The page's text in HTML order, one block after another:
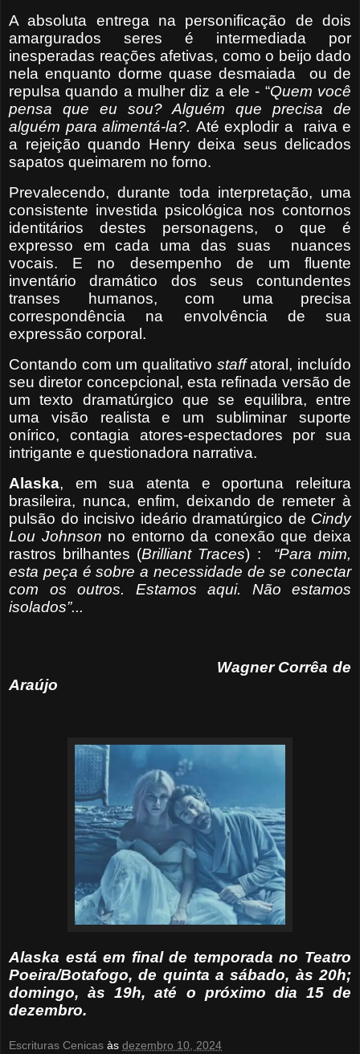
A absoluta entrega na personificação de dois
amargurados seres é intermediada por
inesperadas reações afetivas, como o beijo dado
nela enquanto dorme quase desmaiada
ou de
repulsa quando a mulher diz a ele - “Quem você
pensa que eu sou? Alguém que precisa de
alguém para alimentá-la?. Até explodir a
raiva e
a rejeição quando Henry deixa seus delicados
sapatos queimarem no forno.
Prevalecendo, durante toda interpretação, uma
consistente investida psicológica nos contornos
identitários destes personagens, o que é
expresso em cada uma das suas
nuances
vocais. E no desempenho de um fluente
inventário dramático dos seus contundentes
transes humanos, com uma precisa
correspondência na envolvência de sua
expressão corporal.
Contando com um qualitativo staffatoral, incluído
seu diretor concepcional, esta refinada versão de
um texto dramatúrgico que se equilibra, entre
uma visão realista e um subliminar suporte
onírico, contagia atores-espectadores por sua
intrigante e questionadora narrativa.
Alaska, em sua atenta e oportuna releitura
brasileira, nunca, enfim, deixando de remeter à
pulsão do incisivo ideário dramatúrgico de Cindy
Lou Johnson no entorno da conexão que deixa
rastros brilhantes (Brilliant Traces) :
“Para mim,
esta peça é sobre a necessidade de se conectar
com os outros. Estamos aqui. Não estamos
isolados”...
Wagner Corrêa de
Araújo
Alaska está em final de temporada no Teatro
Poeira/Botafogo, de quinta a sábado, às 20h;
domingo, às 19h, até o próximo dia 15 de
dezembro.
Escrituras Cenicas às dezembro 10, 2024